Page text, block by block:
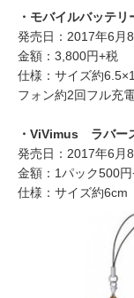
・モバイルバッテリ
発売日：2017年6月
金額：3,800円+税
仕様：サイズ約
フォン約2回フル充
・ViVimus ラバー
発売日：2017年6月
金額：1パック500
仕様：サイズ約6cm